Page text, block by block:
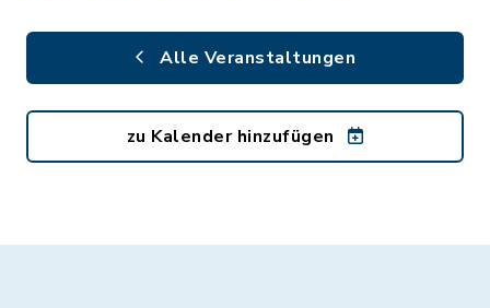
Alle Veranstaltungen
zu Kalender hinzufügen